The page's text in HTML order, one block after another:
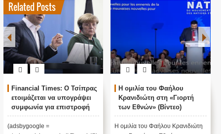
Related Posts
Financial Times: Ο Τσίπρας
ετοιμάζεται να υπογράψει
συμφωνία για επιστροφή
μεταναστών
(adsbygoogle =
Η ομιλία του Φαήλου
Κρανιδιώτη στη «Γιορτή
των Εθνών» (Βίντεο)
H ομιλία του Φαήλου Κρανιδιώτη